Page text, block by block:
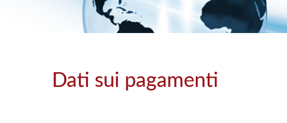
Dati sui pagamenti